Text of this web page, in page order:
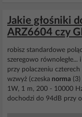
Jakie głośniki
ARZ6604 czy
robisz standardowe
szeregowo
przy polaczeniu
wzwyż (czeska norma (3)
1W, 1 m, 200 - 10000
dochodzi do 94dB przy